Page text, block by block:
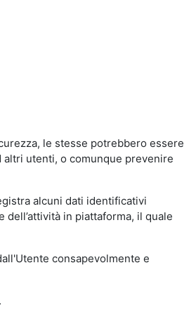
le stesse potrebbero essere
utenti, o comunque prevenire
alcuni dati identificativi
in piattaforma, il quale
consapevolmente e